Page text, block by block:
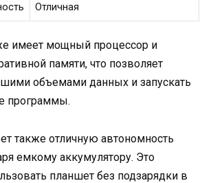
Отличная
имеет мощный процессор и
памяти, что позволяет
объемами данных и запускать
программы.
также отличную автономность
емкому аккумулятору. Это
планшет без подзарядки в